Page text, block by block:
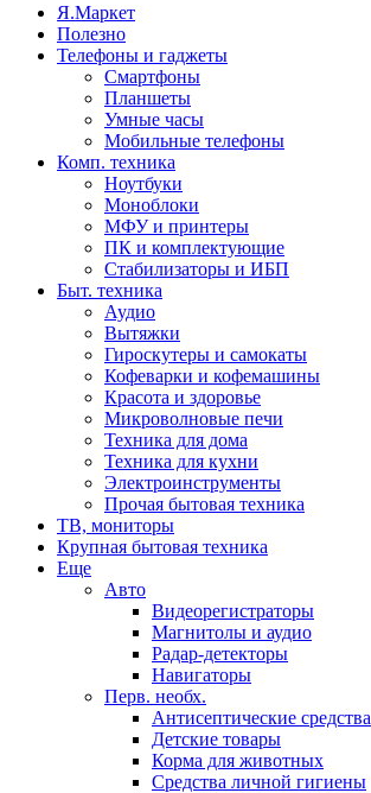
Я.Маркет
Полезно
Телефоны и гаджеты
Смартфоны
Планшеты
Умные часы
Мобильные телефоны
Комп. техника
Ноутбуки
Моноблоки
МФУ и принтеры
ПК и комплектующие
Стабилизаторы и ИБП
Быт. техника
Аудио
Вытяжки
Гироскутеры и самокаты
Кофеварки и кофемашины
Красота и здоровье
Микроволновые печи
Техника для дома
Техника для кухни
Электроинструменты
Прочая бытовая техника
ТВ, мониторы
Крупная бытовая техника
Еще
Авто
Видеорегистраторы
Магнитолы и аудио
Радар-детекторы
Навигаторы
Перв. необх.
Антисептические средства
Детские товары
Корма для животных
Средства личной гигиены